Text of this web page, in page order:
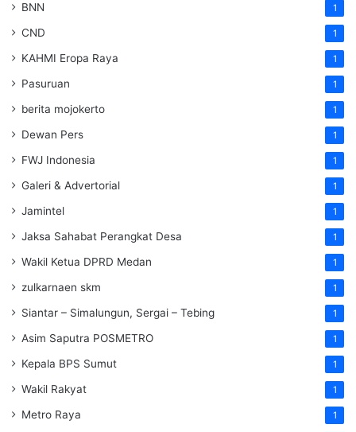
BNN 1
CND 1
KAHMI Eropa Raya 1
Pasuruan 1
berita mojokerto 1
Dewan Pers 1
FWJ Indonesia 1
Galeri & Advertorial 1
Jamintel 1
Jaksa Sahabat Perangkat Desa 1
Wakil Ketua DPRD Medan 1
zulkarnaen skm 1
Siantar – Simalungun, Sergai – Tebing 1
Asim Saputra POSMETRO 1
Kepala BPS Sumut 1
Wakil Rakyat 1
Metro Raya 1